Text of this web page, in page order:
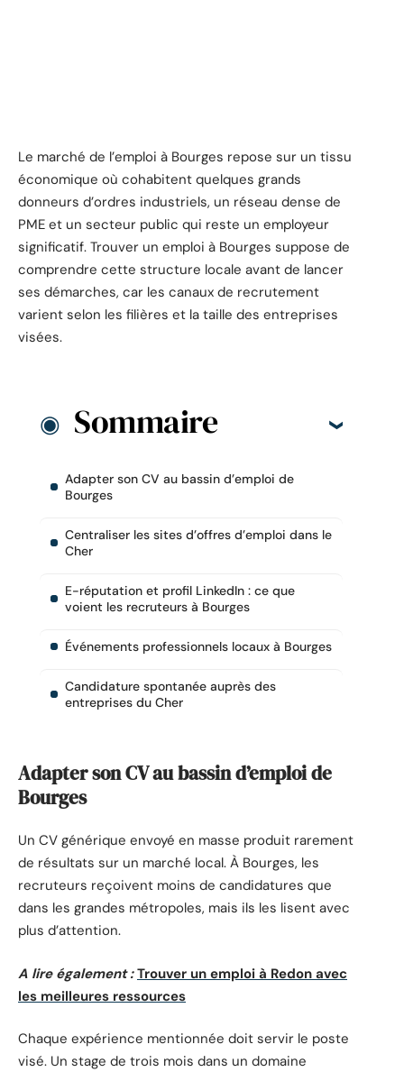
Le marché de l’emploi à Bourges repose sur un tissu
économique où cohabitent quelques grands
donneurs d’ordres industriels, un réseau dense de
PME et un secteur public qui reste un employeur
significatif. Trouver un emploi à Bourges suppose de
comprendre cette structure locale avant de lancer
ses démarches, car les canaux de recrutement
varient selon les filières et la taille des entreprises
visées.
Sommaire
Adapter son CV au bassin d’emploi de
Bourges
Centraliser les sites d’offres d’emploi dans le
Cher
E-réputation et profil LinkedIn : ce que
voient les recruteurs à Bourges
Événements professionnels locaux à Bourges
Candidature spontanée auprès des
entreprises du Cher
Adapter son CV au bassin d’emploi de
Bourges
Un CV générique envoyé en masse produit rarement
de résultats sur un marché local. À Bourges, les
recruteurs reçoivent moins de candidatures que
dans les grandes métropoles, mais ils les lisent avec
plus d’attention.
A lire également : Trouver un emploi à Redon avec
les meilleures ressources
Chaque expérience mentionnée doit servir le poste
visé. Un stage de trois mois dans un domaine